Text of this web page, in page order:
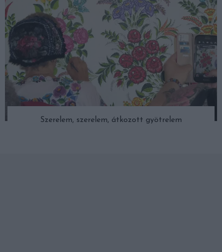
Szerelem, szerelem, átkozott gyötrelem